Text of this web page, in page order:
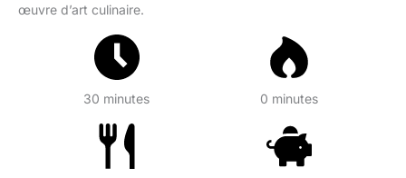
œuvre d’art culinaire.
30 minutes 0 minutes